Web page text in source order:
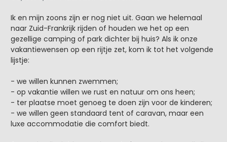
Ik en mijn zoons zijn er nog niet uit. Gaan we helemaal
naar Zuid-Frankrijk rijden of houden we het op een
gezellige camping of park dichter bij huis? Als ik onze
vakantiewensen op een rijtje zet, kom ik tot het volgende
lijstje:
- we willen kunnen zwemmen;
- op vakantie willen we rust en natuur om ons heen;
- ter plaatse moet genoeg te doen zijn voor de kinderen;
- we willen geen standaard tent of caravan, maar een
luxe accommodatie die comfort biedt.